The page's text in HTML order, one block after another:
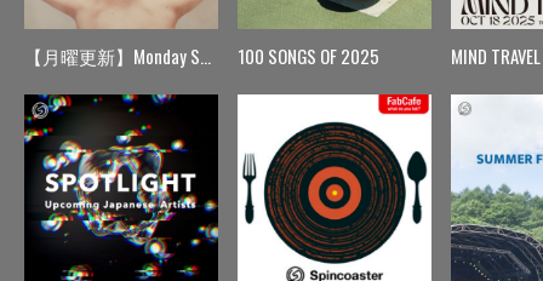
【月曜更新】Monday Spin 100 SONGS OF 2025 MIND TRAVEL